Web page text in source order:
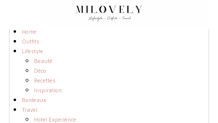
Home
Outfits
Lifestyle
Beauté
Déco
Recettes
Inspiration
Bordeaux
Travel
Hotel Experience